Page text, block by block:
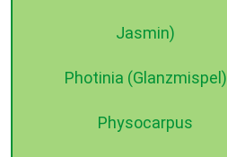
Jasmin)
Photinia (Glanzmispel)
Physocarpus